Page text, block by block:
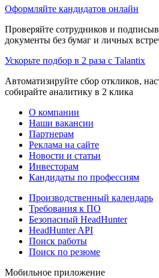
Оформляйте кандидатов онлайн
Проверяйте сотрудников и
документы без бумаг и личных
Ускорьте подбор в 2 раза с Talantix
Автоматизируйте сбор откликов,
собирайте аналитику в 2 клика
О компании
Наши вакансии
Партнерам
Реклама на сайте
Новости и статьи
Инвесторам
Кандидаты по профессиям
Производственный календарь
Требования к ПО
Безопасный HeadHunter
HeadHunter API
Поиск работы
Поиск по резюме
Мобильное приложение